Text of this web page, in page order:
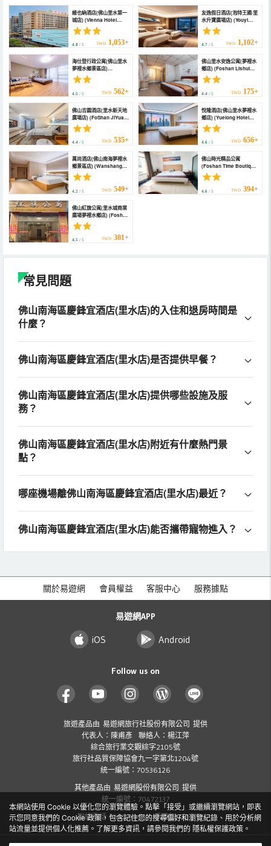
維也納酒店(佛山里水第一
城店) (Vienna Hotel
(Foshan Lishui
Diyicheng))
4.8 / 5 TWD 1,053+
友逸假日酒店(泡特王國·里
水升寶廣場店) (Youyi
Holiday Hotel (Pao Te
Kingdom · Lishui
Shengbao Plaza
4.7/ 5 TWD 1,102+
海仕登行政公寓(佛山里水
夢裡水鄉景區店)
(Haitangdeng
Executive Apartment
(Foshan Lishui Mengli
4.5 / 5 TWD 562+
佛山里水安逸公寓(夢裡水
鄉店) (Foshan Lishui
Anyi Apartment (Mengli
Shuixiang Shop))
4.4/ 5 TWD 175+
佛山吉園酒店(里水新天地
廣場店) (FoShan JiYuan
Hotel)
4.4 / 5 TWD 535+
悅隆酒店(佛山里水夢裡水
鄉店) (Yuelong Hotel
(Foshan Lishui
Branch))
4.6/ 5 TWD 656+
萬尚酒店(佛山南海夢裡水
鄉景區店) (Wanshang
Hotel (Foshan Nanhai
Mengli Shuixiang
Scenic Area))
4.2 / 5 TWD 549+
佛山時光精品公寓
(Foshan Time Boutique
Apartment)
4.6/ 5 TWD 394+
佛山紅旗公寓(里水城商業
廣場夢裡水鄉店) (Foshan
Hongqi Apartment
(Lishuicheng
Commercial Plaza
4.5 / 5 TWD 381+
常見問題
佛山南海區慶鋒宜酒店(里水店)的入住和退房時間是
什麼？
佛山南海區慶鋒宜酒店(里水店)是否提供早餐？
佛山南海區慶鋒宜酒店(里水店)提供哪些設施及服
務？
佛山南海區慶鋒宜酒店(里水店)附近有什麼熱門景
點？
哪座機場離佛山南海區慶鋒宜酒店(里水店)最近？
佛山南海區慶鋒宜酒店(里水店)能否攜帶寵物進入？
關於易遊網 會員權益 客服中心 服務據點
易遊網APP
iOS Android
Follow us on
旅遊產品由 易遊網旅行社股份有限公司 提供
代表人：陳甫彥 聯絡人：楊江萍
綜合旅行業交觀綜字2105號
旅行社品質保障協會九一字第北1204號
統一編號：70536126
其他產品由 易遊網股份有限公司 提供
統一編號：70472137
聯絡電話：412-8001 ( 手機加 02 )
本網站使用 Cookie 以優化您的瀏覽體驗。點擊「接受」或繼續瀏覽網站，即表
示您同意我們的 Cookie 政策，包含記住您的搜尋偏好和瀏覽紀錄、用於分析網
站流量並提供個人化推薦。了解更多資訊，請參閱我們的 隱私權保護政策 。